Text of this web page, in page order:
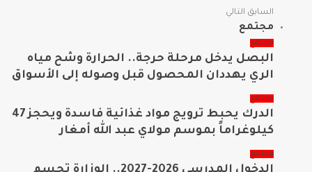
السابق التالي
مجتمع
مجتمع
البصل يدخل مرحلة حرجة.. الحرارة وشح مياه
الري يهددان المحصول قبل وصوله إلى الأسواق
مجتمع
الدرك يحبط ترويج مواد غذائية فاسدة ويحجز 47
كيلوغراماً بموسم مولاي عبد الله أمغار
مجتمع